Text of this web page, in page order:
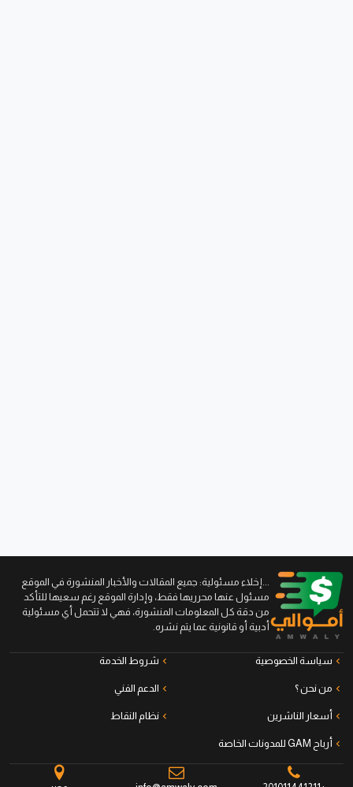
...إخلاء مسئولية: جميع المقالات والأخبار المنشورة في الموقع
مسئول عنها محرريها فقط، وإدارة الموقع رغم سعيها للتأكد
من دقة كل المعلومات المنشورة، فهي لا تتحمل أي مسئولية
أدبية أو قانونية عما يتم نشره.
سياسة الخصوصية شروط الخدمة
من نحن ؟ الدعم الفني
أسعار الناشرين نظام النقاط
أرباح GAM للمدونات الخاصة